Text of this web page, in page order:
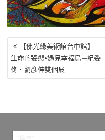
文
章
導
覽
【佛光緣美術館台中館】—
生命的姿態•遇見幸福鳥—紀委
佟、劉彥伸雙個展